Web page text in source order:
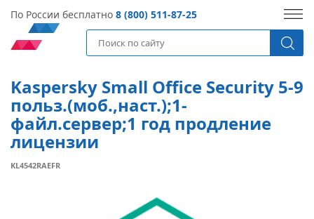
По России бесплатно 8 (800) 511-87-25
Kaspersky Small Office Security 5-9
польз.(моб.,наст.);1-
файл.сервер;1 год продление
лицензии
KL4542RAEFR